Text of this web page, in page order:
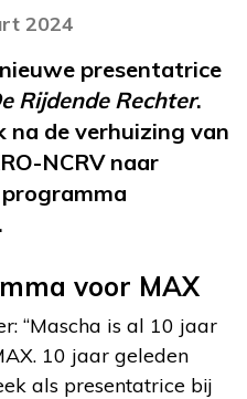
2024
presentatrice
Rijdende Rechter.
na de verhuizing van
NCRV naar
voor MAX
“Mascha is al 10 jaar
10 jaar geleden
als presentatrice bij